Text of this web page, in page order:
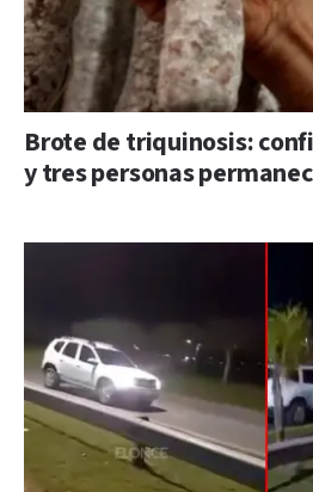
Brote de triquinosis:
y tres personas